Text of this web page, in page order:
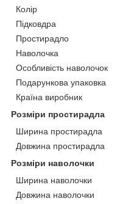
Колір
Підковдра
Простирадло
Наволочка
Особливість наволочок
Подарункова упаковка
Країна виробник
Розміри простирадла
Ширина простирадла
Довжина простирадла
Розміри наволочки
Ширина наволочки
Довжина наволочки